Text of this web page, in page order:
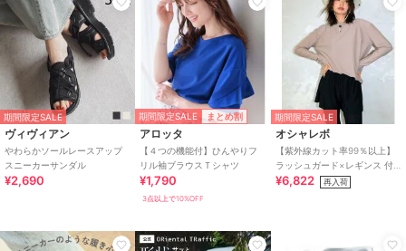
期間限定SALE
ヴィヴィアン
やわらかソールレースアップ
スニーカーサンダル
¥2,690
期間限定SALE まとめ割
アロッタ
【４つの機能付】ひんやりフ
リル袖ブラウスＴシャツ
¥1,790
3点以上で10%OFF
期間限定SALE
オシャレボ
【紫外線カット率99％以上】
ラッシュガード×レギンス 付
き タンキニ
¥6,822 再入荷